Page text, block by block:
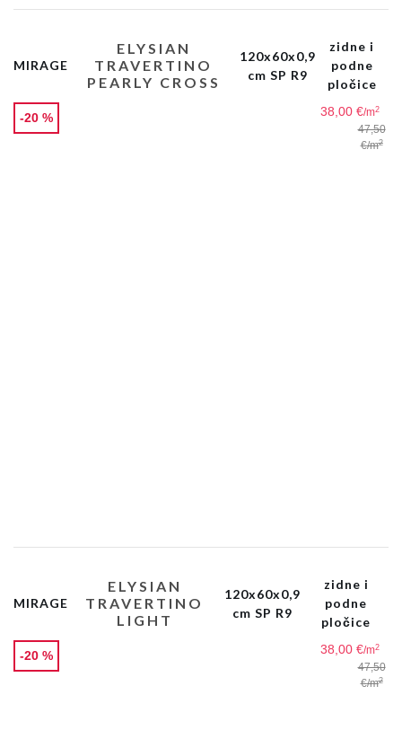
MIRAGE
ELYSIAN
TRAVERTINO
PEARLY CROSS
120x60x0,9
cm SP R9
zidne i
podne
pločice
-20 % 38,00 €/m2
47,50
€/m2
MIRAGE
ELYSIAN
TRAVERTINO
LIGHT
120x60x0,9
cm SP R9
zidne i
podne
pločice
-20 % 38,00 €/m2
47,50
€/m2